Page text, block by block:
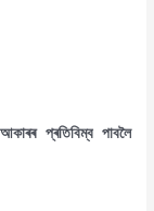
প্ৰতিবিম্ব পাবলৈ